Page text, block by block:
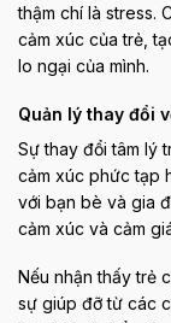
thậm chí là stress.
cảm xúc của trẻ,
lo ngại của mình.
Quản lý thay đổi
Sự thay đổi tâm lý
cảm xúc phức tạp
với bạn bè và gia
cảm xúc và cảm
Nếu nhận thấy trẻ
sự giúp đỡ từ các